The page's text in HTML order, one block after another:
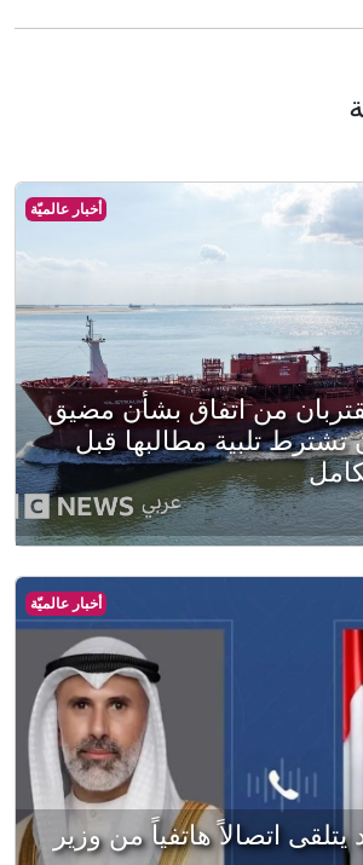
أخبار عالميّة
من اتفاق بشأن مضيق
تلبية مطالبها قبل
أخبار عالميّة
يتلقى اتصالاً هاتفياً من وزير